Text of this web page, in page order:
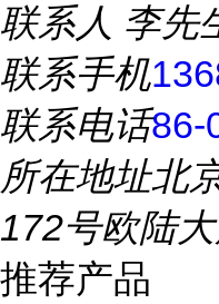
联系人 李先
联系手机
联系电话86-
所在地址北
172号欧陆
推荐产品